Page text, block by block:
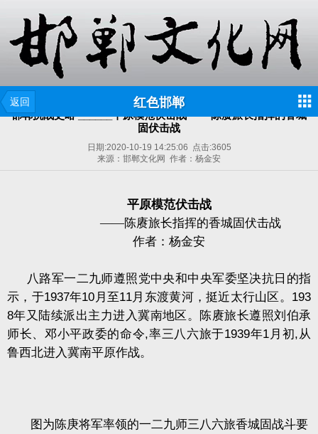
返回 红色邯郸
邯郸抗战史略 ______平原模范伏击战 ——陈赓旅长指挥的香城
固伏击战
日期:2020-10-19 14:25:06 点击:3605
来源：邯郸文化网 作者：杨金安
平原模范伏击战
——陈赓旅长指挥的香城固伏击战
作者：杨金安
八路军一二九师遵照党中央和中央军委坚决抗日的指
示，于1937年10 月至11月东渡黄河，挺近太行山区。 193
8年又陆续派出主力进入冀南地区。陈赓旅长遵照刘伯承
师长、邓小平政委的命令,率三八六旅于1939年1 月初,从
鲁西北进入冀南平原作战。
图为陈庚将军率领的一二九师三八六旅香城固战斗要